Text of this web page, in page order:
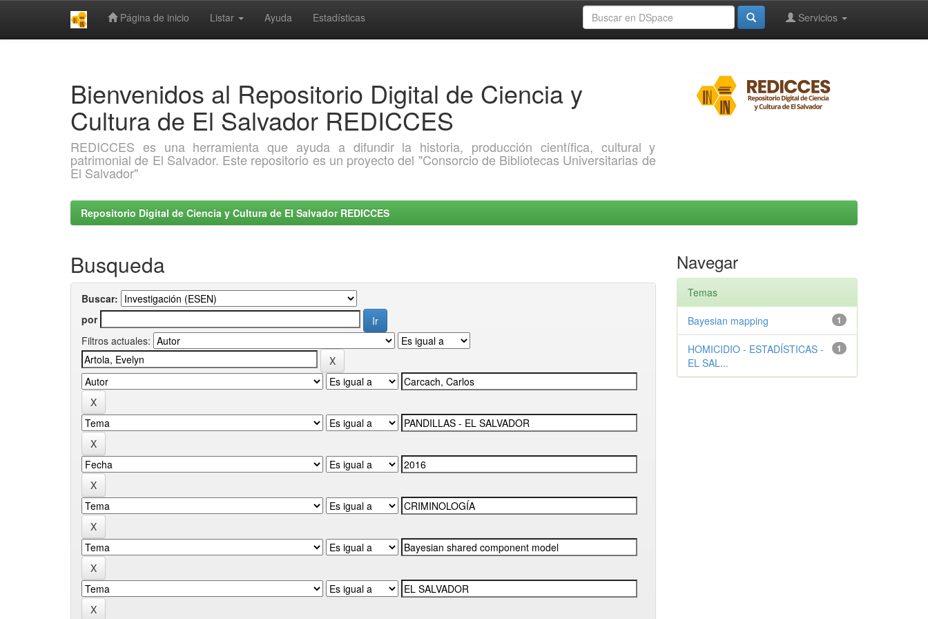
Página de inicio Listar Ayuda Estadísticas Servicios
Bienvenidos al Repositorio Digital de Ciencia y
Cultura de El Salvador REDICCES
REDICCES es una herramienta que ayuda a difundir la historia, producción científica, cultural y
patrimonial de El Salvador. Este repositorio es un proyecto del "Consorcio de Bibliotecas Universitarias de
El Salvador"
Repositorio Digital de Ciencia y Cultura de El Salvador REDICCES
Busqueda
Buscar:
por
Filtros actuales:
Navegar
Temas
1
Bayesian mapping
1
HOMICIDIO - ESTADÍSTICAS -
EL SAL...